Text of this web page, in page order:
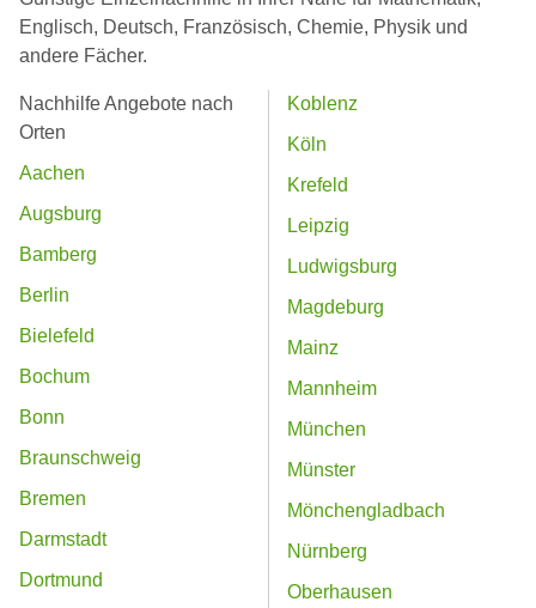
Englisch, Deutsch, Französisch, Chemie, Physik und
andere Fächer.
Nachhilfe Angebote nach
Orten
Aachen
Augsburg
Bamberg
Berlin
Bielefeld
Bochum
Bonn
Braunschweig
Bremen
Darmstadt
Dortmund
Koblenz
Köln
Krefeld
Leipzig
Ludwigsburg
Magdeburg
Mainz
Mannheim
München
Münster
Mönchengladbach
Nürnberg
Oberhausen